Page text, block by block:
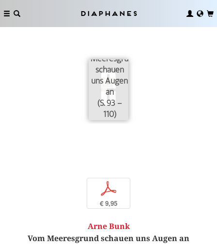
Diaphanes
Meeresgrund
schauen
uns Augen
an
(S. 93 –
110)
p
€ 9,95
Arne Bunk
Vom Meeresgrund schauen uns Augen an